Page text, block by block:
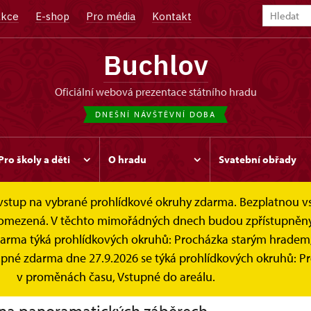
E-shop Pro média Kontakt
Buchlov
oficiální webová prezentace státního hradu
DNEŠNÍ NÁVŠTĚVNÍ DOBA
školy a děti O hradu Svatební obřady
na vybrané prohlídkové okruhy zdarma. Bezplatnou
V těchto mimořádných dnech budou
týká prohlídkových okruhů: Procházka starým
zdarma dne 27.9.2026 se týká prohlídkových okruhů:
v proměnách času, Vstupné do areálu.
prohlídky
3D prohlídky